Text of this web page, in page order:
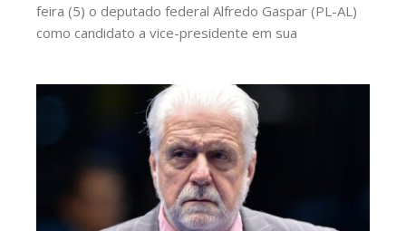
feira (5) o deputado federal Alfredo Gaspar (PL-AL)
como candidato a vice-presidente em sua